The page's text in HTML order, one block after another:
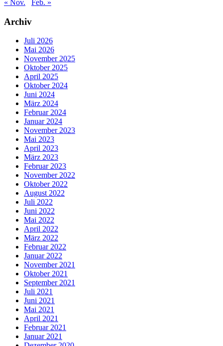
« Nov. Feb. »
Archiv
Juli 2026
Mai 2026
November 2025
Oktober 2025
April 2025
Oktober 2024
Juni 2024
März 2024
Februar 2024
Januar 2024
November 2023
Mai 2023
April 2023
März 2023
Februar 2023
November 2022
Oktober 2022
August 2022
Juli 2022
Juni 2022
Mai 2022
April 2022
März 2022
Februar 2022
Januar 2022
November 2021
Oktober 2021
September 2021
Juli 2021
Juni 2021
Mai 2021
April 2021
Februar 2021
Januar 2021